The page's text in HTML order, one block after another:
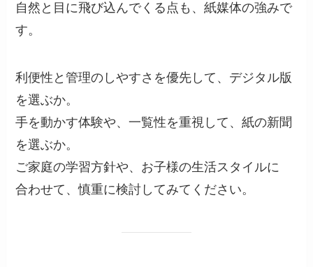
自然と目に飛び込んでくる点も、紙媒体の強みで
す。
利便性と管理のしやすさを優先して、デジタル版
を選ぶか。
手を動かす体験や、一覧性を重視して、紙の新聞
を選ぶか。
ご家庭の学習方針や、お子様の生活スタイルに
合わせて、慎重に検討してみてください。